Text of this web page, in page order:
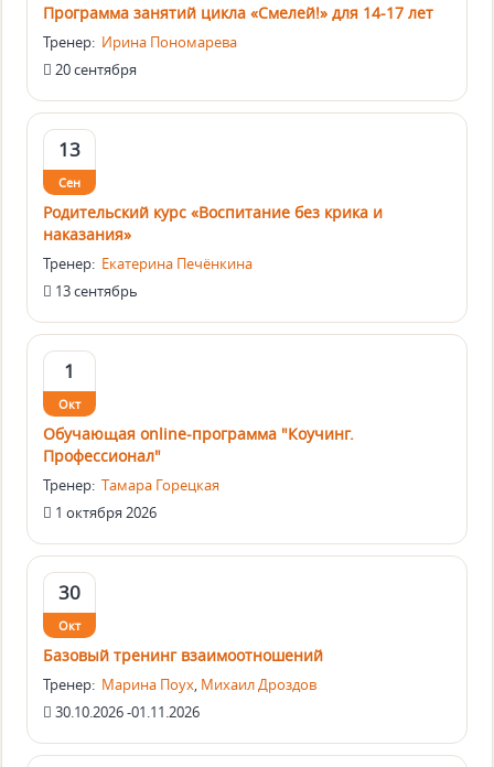
Программа занятий цикла «Смелей!» для 14-17 лет
Тренер: Ирина Пономарева
20 сентября
13
Сен
Родительский курс «Воспитание без крика и
наказания»
Тренер: Екатерина Печёнкина
13 сентябрь
1
Окт
Обучающая online-программа "Коучинг.
Профессионал"
Тренер: Тамара Горецкая
1 октября 2026
30
Окт
Базовый тренинг взаимоотношений
Тренер: Марина Поух Михаил Дроздов
30.10.2026 -01.11.2026